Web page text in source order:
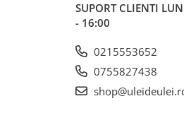
SUPORT CLIENTI
- 16:00
0215553652
0755827438